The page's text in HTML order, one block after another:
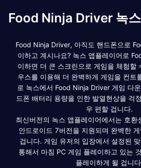
Food Ninja Driver 녹
Food Ninja Driver, 아직도 핸드폰으로
이하고 계시나요? 녹스 앱플레이어로
이하면 더 큰 스크린으로 게임을 체험할
우스를 이용해 더 완벽하게 게임을 컨트
로 녹스에서 Food Ninja Driver 게임 다
드폰 배터리 용량을 인한 발열현상을 걱
우 편할 겁니다.
최신버전의 녹스 앱플레이어에서는 호환
안드로이드 7버전을 지원되며 완벽한
겁니다. 게임 유저의 입장에서 설정된
통해서 마침 PC 게임 플레이하고 있는
플레이하게 될 겁니